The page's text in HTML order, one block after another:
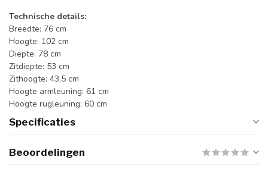
Technische details:
Breedte: 76 cm
Hoogte: 102 cm
Diepte: 78 cm
Zitdiepte: 53 cm
Zithoogte: 43,5 cm
Hoogte armleuning: 61 cm
Hoogte rugleuning: 60 cm
Specificaties
Beoordelingen